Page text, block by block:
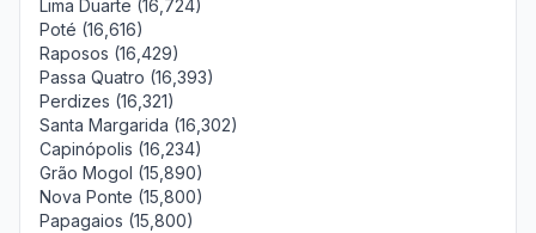
Lima Duarte (16,724)
Poté (16,616)
Raposos (16,429)
Passa Quatro (16,393)
Perdizes (16,321)
Santa Margarida (16,302)
Capinópolis (16,234)
Grão Mogol (15,890)
Nova Ponte (15,800)
Papagaios (15,800)